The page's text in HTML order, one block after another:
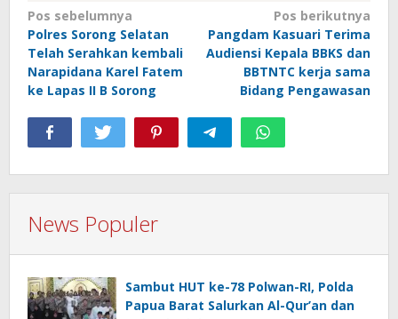
Navigasi
pos
Pos sebelumnya
Polres Sorong Selatan
Telah Serahkan kembali
Narapidana Karel Fatem
ke Lapas II B Sorong
Pos berikutnya
Pangdam Kasuari Terima
Audiensi Kepala BBKS dan
BBTNTC kerja sama
Bidang Pengawasan
News Populer
Sambut HUT ke-78 Polwan-RI, Polda
Papua Barat Salurkan Al-Qur’an dan